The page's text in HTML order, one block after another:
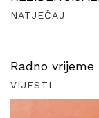
NATJEČAJ
Radno
VIJESTI